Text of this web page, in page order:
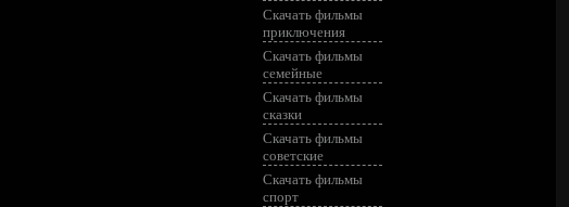
Скачать фильмы
приключения
Скачать фильмы
семейные
Скачать фильмы
сказки
Скачать фильмы
советские
Скачать фильмы
спорт